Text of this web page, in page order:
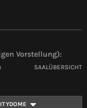
Vorstellung):
SAALÜBERSICHT